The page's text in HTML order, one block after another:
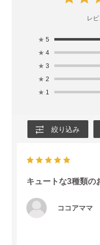
レ
★ 5
★ 4
★ 3
★ 2
★ 1
絞り込み
キュートな3種類の
ココアママ